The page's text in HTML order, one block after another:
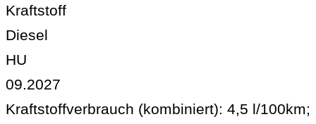
Kraftstoff
Diesel
HU
09.2027
Kraftstoffverbrauch (kombiniert): 4,5 l/100km;